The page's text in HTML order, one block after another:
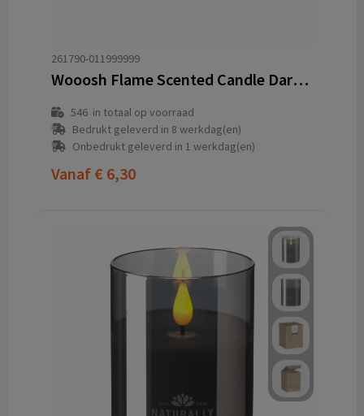
261790-011999999
Wooosh Flame Scented Candle Dark Amber geurkaars
546in totaal op voorraad
Bedrukt geleverd in 8 werkdag(en)
Onbedrukt geleverd in 1 werkdag(en)
Vanaf € 6,30